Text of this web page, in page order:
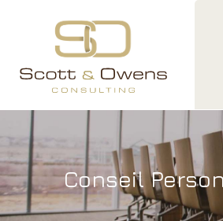
Conseil